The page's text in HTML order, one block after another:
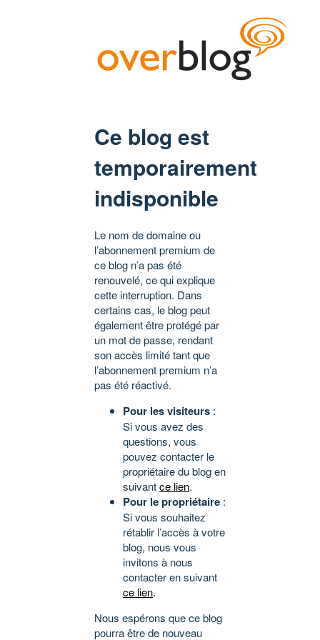
Ce blog est
temporairement
indisponible
Le nom de domaine ou
l’abonnement premium de
ce blog n’a pas été
renouvelé, ce qui explique
cette interruption. Dans
certains cas, le blog peut
également être protégé par
un mot de passe, rendant
son accès limité tant que
l’abonnement premium n’a
pas été réactivé.
Pour les visiteurs :
Si vous avez des
questions, vous
pouvez contacter le
propriétaire du blog en
suivantce lien.
Pour le propriétaire :
Si vous souhaitez
rétablir l’accès à votre
blog, nous vous
invitons à nous
contacter en suivant
ce lien.
Nous espérons que ce blog
pourra être de nouveau